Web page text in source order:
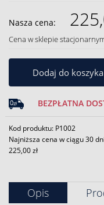
Nasza cena:
Cena w sklepie
Dodaj do koszyka
BEZPŁATNA
Kod produktu: P1002
Najniższa cena w ciągu 30
225,00 zł
Opis